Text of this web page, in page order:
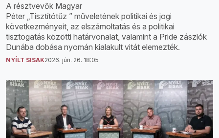
A résztvevők Magyar
Péter „Tisztítótűz ” műveletének politikai és jogi
következményeit, az elszámoltatás és a politikai
tisztogatás közötti határvonalat, valamint a Pride zászlók
Dunába dobása nyomán kialakult vitát elemezték.
NYÍLT SISAK2026. jún. 26. 18:05